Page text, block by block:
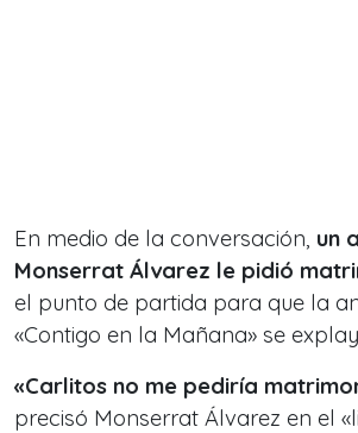
En medio de la conversación, un
Monserrat Álvarez le pidió
el punto de partida para que la
«Contigo en la Mañana» se
«Carlitos no me pediría
precisó Monserrat Álvarez en el